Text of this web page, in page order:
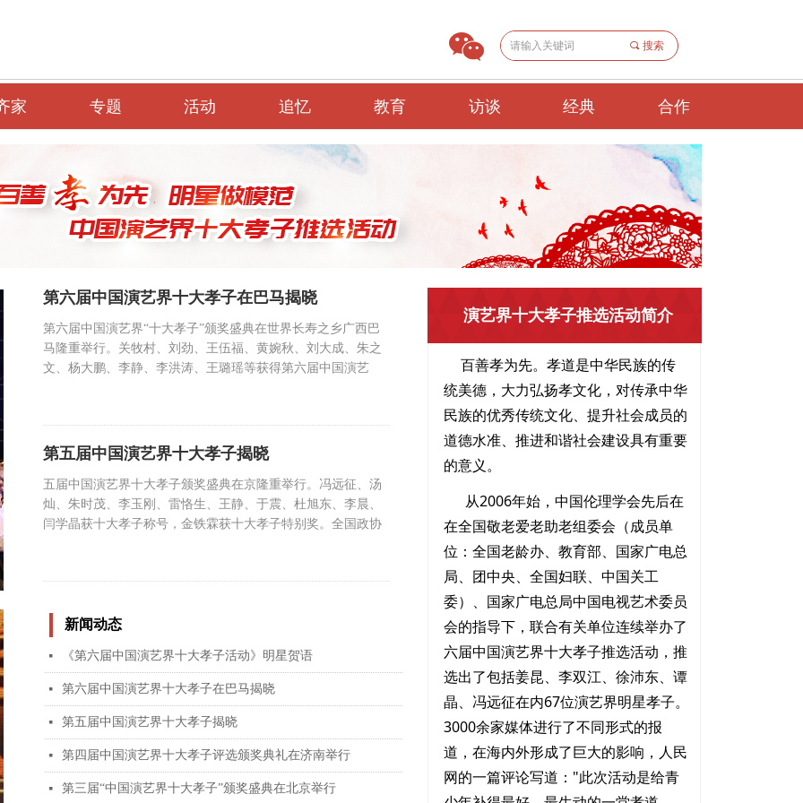
끠 搜索
家 专题 活动 追忆 教育 访谈 经典 合作
第六届中国演艺界十大孝子在巴马揭晓
第六届中国演艺界“十大孝子”颁奖盛典在世界长寿之乡广西巴
马隆重举行。关牧村、刘劲、王伍福、黄婉秋、刘大成、朱之
文、杨大鹏、李静、李洪涛、王璐瑶等获得第六届中国演艺
敬，让百岁老人颁奖的目的就是倡导全社会家庭和睦、儿女孝
敬、父母长寿；同时继续引导青少年从绯闻追星、时尚追星到
良好道德品质。
第五届中国演艺界十大孝子揭晓
五届中国演艺界十大孝子颁奖盛典在京隆重举行。冯远征、汤
灿、朱时茂、李玉刚、雷恪生、王静、于震、杜旭东、李晨、
闫学晶获十大孝子称号，金铁霖获十大孝子特别奖。全国政协
宣传司副司长、中国电视艺术委员会秘书长王丹彦、中国伦理
演艺界十大孝子推选活动简介
百善孝为先。孝道是中华民族的传
统美德，大力弘扬孝文化，对传承中华
民族的优秀传统文化、提升社会成员的
道德水准、推进和谐社会建设具有重要
的意义。
从2006年始，中国伦理学会先后在
在全国敬老爱老助老组委会（成员单
位：全国老龄办、教育部、国家广电总
局、团中央、全国妇联、中国关工
委）、国家广电总局中国电视艺术委员
会的指导下，联合有关单位连续举办了
六届中国演艺界十大孝子推选活动，推
选出了包括姜昆、李双江、徐沛东、谭
晶、冯远征在内67位演艺界明星孝子。
3000余家媒体进行了不同形式的报
道，在海内外形成了巨大的影响，人民
网的一篇评论写道："此次活动是给青
넷 《第六届中国演艺界十大孝子活动》明星贺语
넷 第六届中国演艺界十大孝子在巴马揭晓
넷 第五届中国演艺界十大孝子揭晓
넷 第四届中国演艺界十大孝子评选颁奖典礼在济南举行
넷 第三届“中国演艺界十大孝子”颁奖盛典在北京举行
新闻动态